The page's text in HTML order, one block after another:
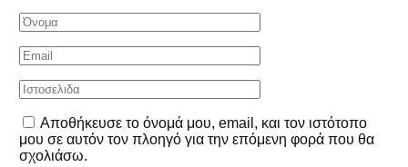
Αποθήκευσε το όνομά μου, email, και τον ιστότοπο
μου σε αυτόν τον πλοηγό για την επόμενη φορά που θα
σχολιάσω.